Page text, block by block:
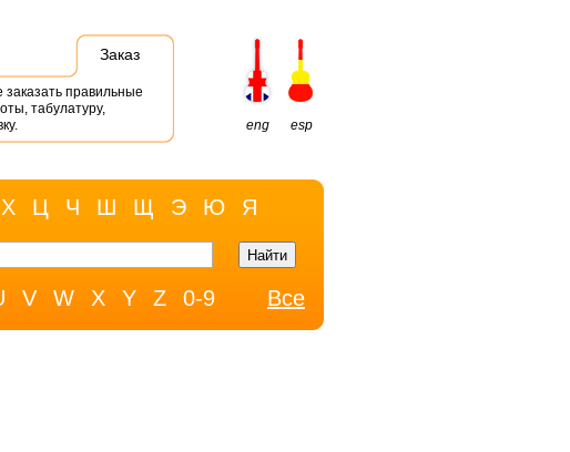
Заказ
правильные
табулатуру,
eng esp
Х Ц Ч Ш Щ Э Ю Я
V W X Y Z 0-9 Все